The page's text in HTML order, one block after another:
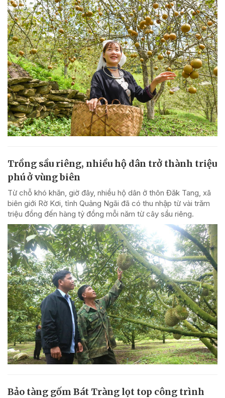
Trồng sầu riêng, nhiều hộ dân trở thành triệu
phú ở vùng biên
Từ chỗ khó khăn, giờ đây, nhiều hộ dân ở thôn Đăk Tang, xã
biên giới Rờ Kơi, tỉnh Quảng Ngãi đã có thu nhập từ vài trăm
triệu đồng đến hàng tỷ đồng mỗi năm từ cây sầu riêng.
Bảo tàng gốm Bát Tràng lọt top công trình